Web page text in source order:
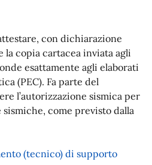
con dichiarazione
copia cartacea inviata agli
esattamente agli elaborati
(PEC). Fa parte del
l’autorizzazione sismica per
come previsto dalla
(tecnico) di supporto